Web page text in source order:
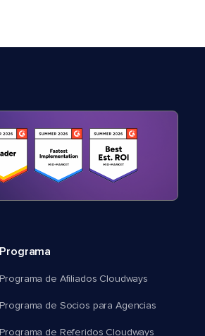
Programa
Programa de Afiliados Cloudways
Programa de Socios para Agencias
Programa de Referidos Cloudways